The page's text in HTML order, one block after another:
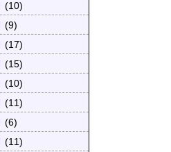
(10)
(9)
(17)
(15)
(10)
(11)
(6)
(11)